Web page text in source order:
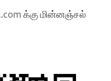
க்கு மின்னஞ்சல்